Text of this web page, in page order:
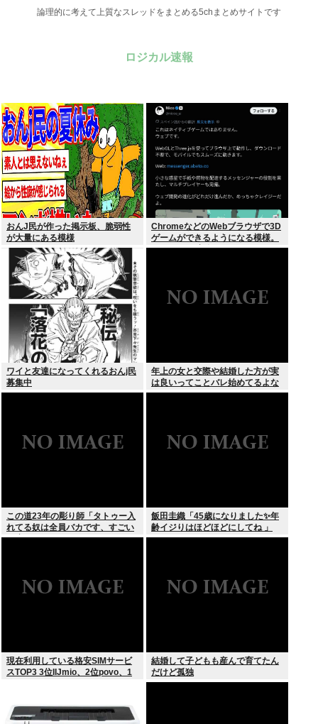
論理的に考えて上質なスレッドをまとめる5chまとめサイトです
ロジカル速報
おんJ民が作った掲示板、脆弱性
が大量にある模様
ChromeなどのWebブラウザで3D
ゲームができるようになる模様。
Windowsは完全不要に
ワイと友達になってくれるおんj民
募集中
年上の女と交際や結婚した方が実
は良いってことバレ始めてるよな
この道23年の彫り師「タトゥー入
れてる奴は全員バカです、すごい
民度低い」
飯田圭織「45歳になりました✨年
齢イジりはほどほどにしてね 」
現在利用している格安SIMサービ
スTOP3 3位IIJmio、2位povo、1
結婚して子どもも産んで育てたん
だけど孤独